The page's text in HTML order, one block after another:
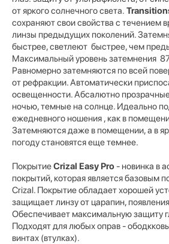
от яркого солнечного света.
сохраняют свои свойства с течением
линзы предыдущих поколений.
быстрее, светлеют быстрее, чем
Максимальный уровень затемнения
Равномерно затемняются по всей
от рефракции. Автоматически
освещенности. Абсалютно
ночью, темные на солнце. Идеально
ежедневного ношения , как в
Затемняются даже в помещении, а в
погоду становятся еще темнее.
ПокрытиеCrizal Easy Pro - новинка в
покрытий, которая является базовым
Crizal. Покрытие обладает хорошей
защищает линзу от царапин,
Обеспечивает максимальную защиту
Подходят для любых оправ -
винтах (втулках).